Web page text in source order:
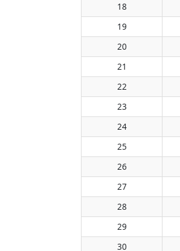
18
19
20
21
22
23
24
25
26
27
28
29
30